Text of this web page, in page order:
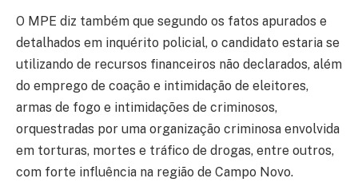
O MPE diz também que segundo os fatos apurados e
detalhados em inquérito policial, o candidato estaria se
utilizando de recursos financeiros não declarados, além
do emprego de coação e intimidação de eleitores,
armas de fogo e intimidações de criminosos,
orquestradas por uma organização criminosa envolvida
em torturas, mortes e tráfico de drogas, entre outros,
com forte influência na região de Campo Novo.